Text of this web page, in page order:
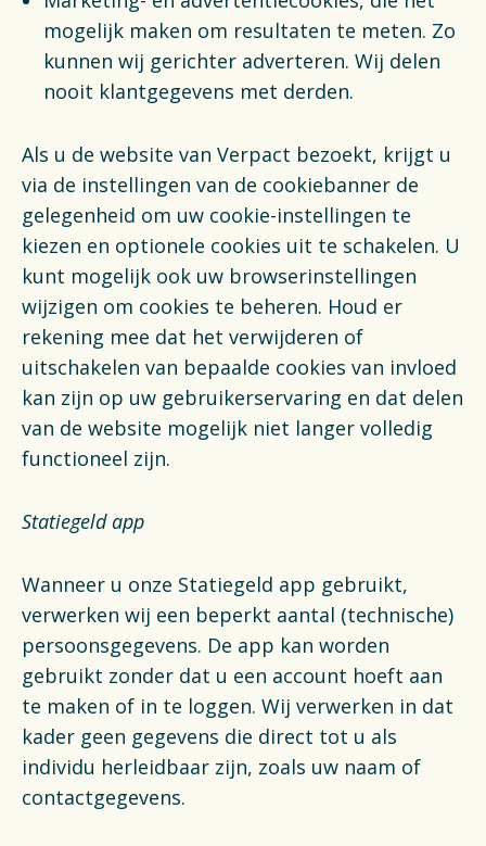
mogelijk maken om resultaten te meten. Zo
kunnen wij gerichter adverteren. Wij delen
nooit klantgegevens met derden.
Als u de website van Verpact bezoekt, krijgt u
via de instellingen van de cookiebanner de
gelegenheid om uw cookie-instellingen te
kiezen en optionele cookies uit te schakelen. U
kunt mogelijk ook uw browserinstellingen
wijzigen om cookies te beheren. Houd er
rekening mee dat het verwijderen of
uitschakelen van bepaalde cookies van invloed
kan zijn op uw gebruikerservaring en dat delen
van de website mogelijk niet langer volledig
functioneel zijn.
Statiegeld app
Wanneer u onze Statiegeld app gebruikt,
verwerken wij een beperkt aantal (technische)
persoonsgegevens. De app kan worden
gebruikt zonder dat u een account hoeft aan
te maken of in te loggen. Wij verwerken in dat
kader geen gegevens die direct tot u als
individu herleidbaar zijn, zoals uw naam of
contactgegevens.